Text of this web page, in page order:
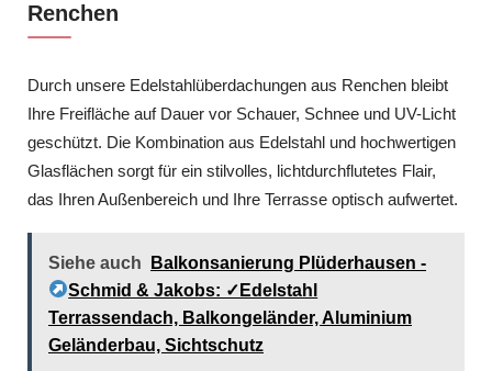
Renchen
Durch unsere Edelstahlüberdachungen aus Renchen bleibt
Ihre Freifläche auf Dauer vor Schauer, Schnee und UV-Licht
geschützt. Die Kombination aus Edelstahl und hochwertigen
Glasflächen sorgt für ein stilvolles, lichtdurchflutetes Flair,
das Ihren Außenbereich und Ihre Terrasse optisch aufwertet.
Siehe auch
Balkonsanierung Plüderhausen -
Schmid & Jakobs: ✓Edelstahl
Terrassendach, Balkongeländer, Aluminium
Geländerbau, Sichtschutz